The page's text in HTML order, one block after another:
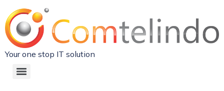
Your one stop IT solution